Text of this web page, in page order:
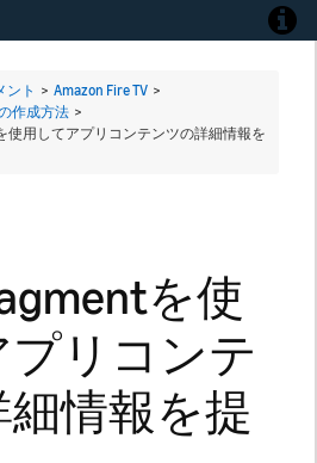
ント > Amazon Fire TV >
作成方法 >
使用してアプリコンテンツの詳細情報を
を使
リコンテ
情報を提